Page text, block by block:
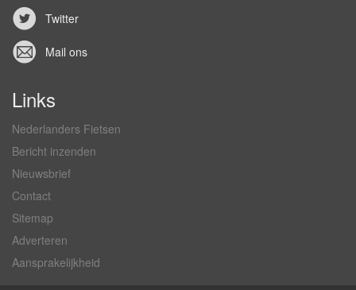
Twitter
Mail ons
Links
Nederlanders Fietsen
Bericht inzenden
Nieuwsbrief
Contact
Sitemap
Adverteren
Aansprakelijkheid